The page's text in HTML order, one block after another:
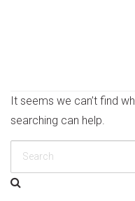
It seems we can’t find
searching can help.